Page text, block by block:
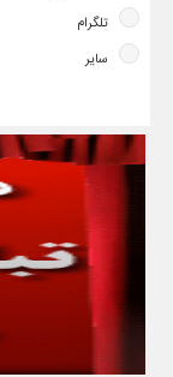
تلگرام
سایر